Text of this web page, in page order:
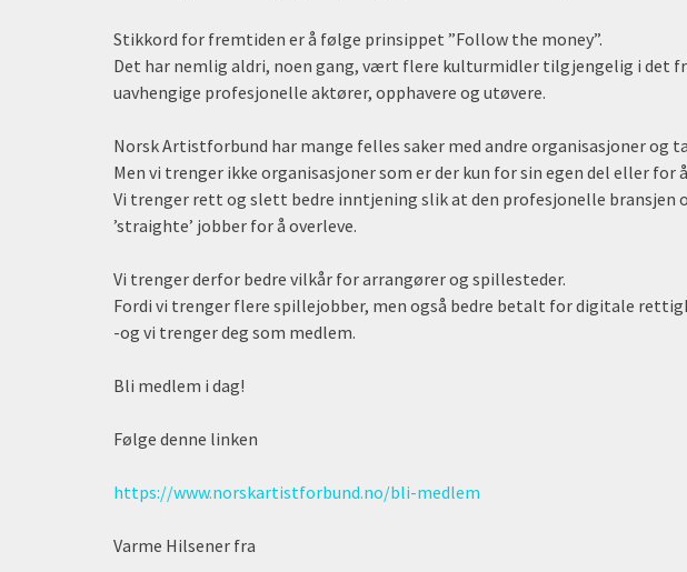
Stikkord for fremtiden er å følge prinsippet ”Follow the money”.
Det har nemlig aldri, noen gang, vært flere kulturmidler tilgjengelig i det
uavhengige profesjonelle aktører, opphavere og utøvere.
Norsk Artistforbund har mange felles saker med andre organisasjoner og
Men vi trenger ikke organisasjoner som er der kun for sin egen del eller for
Vi trenger rett og slett bedre inntjening slik at den profesjonelle bransjen
’straighte’ jobber for å overleve.
Vi trenger derfor bedre vilkår for arrangører og spillesteder.
Fordi vi trenger flere spillejobber, men også bedre betalt for digitale
-og vi trenger deg som medlem.
Bli medlem i dag!
Følge denne linken
https://www.norskartistforbund.no/bli-medlem
Varme Hilsener fra